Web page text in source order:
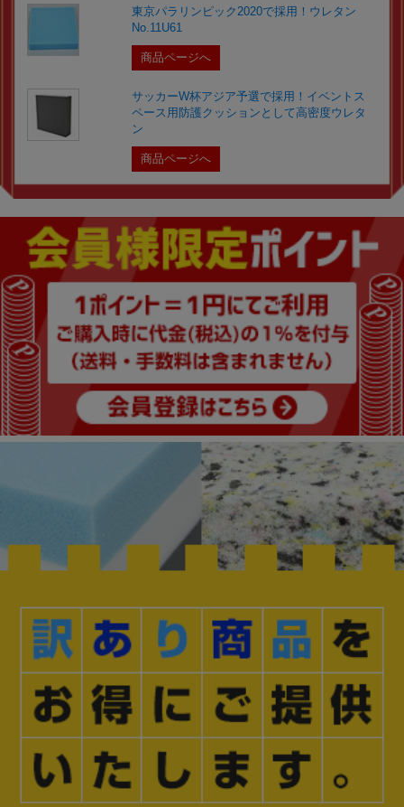
東京パラリンピック2020で採用！ウレタン
No.11U61
商品ページへ
サッカーW杯アジア予選で採用！イベントス
ペース用防護クッションとして高密度ウレタ
ン
商品ページへ